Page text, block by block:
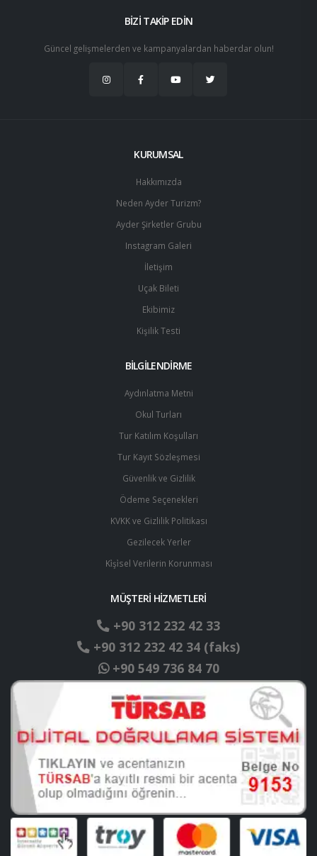
BİZİ TAKİP EDİN
Güncel gelişmelerden ve kampanyalardan haberdar olun!
KURUMSAL
Hakkımızda
Neden Ayder Turizm?
Ayder Şirketler Grubu
Instagram Galeri
İletişim
Uçak Bileti
Ekibimiz
Kişilik Testi
BİLGİLENDİRME
Aydınlatma Metni
Okul Turları
Tur Katılım Koşulları
Tur Kayıt Sözleşmesi
Güvenlik ve Gizlilik
Ödeme Seçenekleri
KVKK ve Gizlilik Politikası
Gezilecek Yerler
Ki̇şi̇sel Verilerin Korunması
MÜŞTERİ HİZMETLERİ
+90 312 232 42 33
+90 312 232 42 34 (faks)
+90 549 736 84 70